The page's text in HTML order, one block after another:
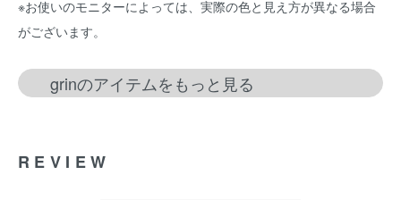
※お使いのモニターによっては、実際の色と見え方が異なる場合
がございます。
grinのアイテムをもっと見る
REVIEW